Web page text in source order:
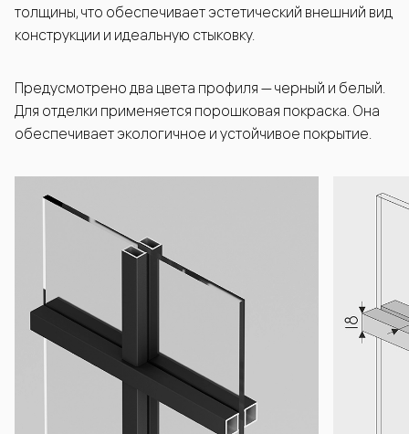
толщины, что обеспечивает эстетический внешний вид
конструкции и идеальную стыковку.
Предусмотрено два цвета профиля — черный и белый.
Для отделки применяется порошковая покраска. Она
обеспечивает экологичное и устойчивое покрытие.